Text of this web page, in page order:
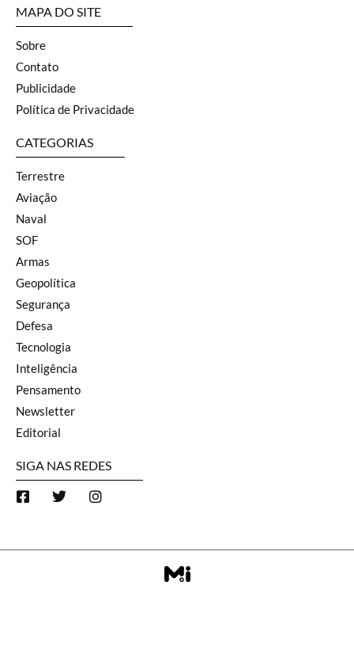
MAPA DO SITE
Sobre
Contato
Publicidade
Política de Privacidade
CATEGORIAS
Terrestre
Aviação
Naval
SOF
Armas
Geopolítica
Segurança
Defesa
Tecnologia
Inteligência
Pensamento
Newsletter
Editorial
SIGA NAS REDES